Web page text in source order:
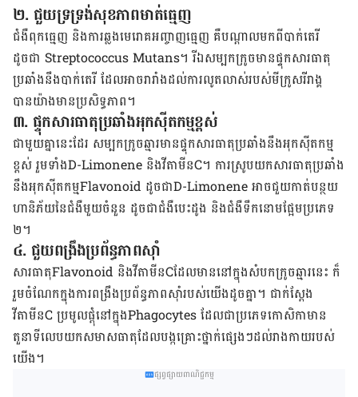
២. ជួយ​ទ្រទ្រង់​សុខភាព​មាត់​ធ្មេញ​
​​ជំងឺ​ពុក​ធ្មេញ និង​ការ​ឆ្លង​មេរោគ​អញ្ចាញ​ធ្មេញ​ គឺ​បណ្ដាល​មក​ពី​បាក់តេរី​
ដូចជា​ Streptococcus Mutans។​ រី​ឯ​សម្បក​ក្រូច​មាន​ផ្ទុក​សារធាតុ​
ប្រឆាំង​នឹង​បាក់តេរី​ ដែល​អាច​រារាំង​ដល់​ការ​លូតលាស់​របស់​មីក្រូសរីរាង្គ
បាន​យ៉ាង​មាន​ប្រសិទ្ធភាព​។
៣. ផ្ទុក​​សារធាតុ​ប្រឆាំង​​អុកស៊ីតកម្ម​ខ្ពស់​​
ជាមួយ​គ្នា​នេះ​ដែរ​ សម្បក​ក្រូច​ឆ្មារ​មាន​ផ្ទុក​សារធាតុ​ប្រឆាំង​នឹង​អុកស៊ីតកម្ម​
ខ្ពស់ រួម​ទាំង​D-Limonene និង​វីតាមីន​C។ ការ​ស្រូប​យក​សារធាតុ​ប្រឆាំង​
នឹង​អុកស៊ីតកម្ម​Flavonoid ដូចជា​D-Limonene ​អាច​ជួយ​កាត់​បន្ថយ​
ហានិភ័យ​នៃ​ជំងឺ​មួយ​ចំនួន​ ដូចជា​ជំងឺ​បេះដូង​ និង​ជំងឺ​ទឹក​នោម​ផ្អែម​ប្រភេទ​
២។
​៤. ជួយ​ពង្រឹង​ប្រព័ន្ធ​ភាព​ស៊ាំ​
សារធាតុ​Flavonoid​ និង​វីតាមីន​C​ដែល​មាន​នៅ​ក្នុង​សំបក​ក្រូច​ឆ្មារ​​នេះ​ ក៏​​​​
រួម​ចំណែក​ក្នុង​ការ​ពង្រឹង​ប្រព័ន្ធ​ភាព​ស៊ាំ​របស់​យើង​ដូច​​គ្នា​។​ ជាក់​ស្ដែង​
វីតាមីន​​C ​ប្រមូល​ផ្ដុំ​នៅ​ក្នុងPhagocytes ដែល​ជា​ប្រភេទ​កោសិកា​​មាន​
តួនាទី​លេប​យក​សមាសធាតុ​ដែល​បង្ក​គ្រោះថ្នាក់​ផ្សេង​ៗ​ដល់​រាងកាយ​របស់​
យើង​។
ផ្សព្វផ្សាយពាណិជ្ជកម្ម